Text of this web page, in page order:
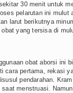
30 menit untuk
pelarutan ini mulut
larut berikutnya
yang tersisa di
obat aborsi ini
cara pertama, rekasi
pendarahan.
saat menstruasi.